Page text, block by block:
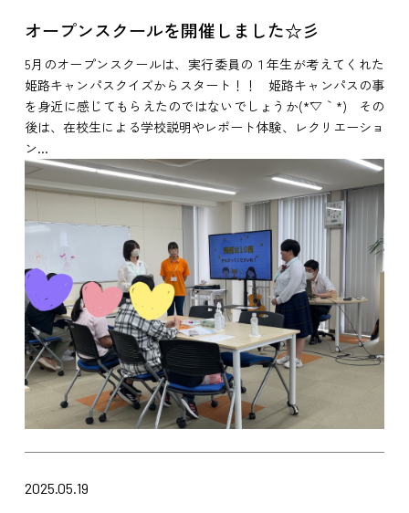
オープンスクールを開催しました☆彡
5月のオープンスクールは、実行委員の１年生が考えてくれた
姫路キャンパスクイズからスタート！！ 姫路キャンパスの事
を身近に感じてもらえたのではないでしょうか(*´▽｀*) その
後は、在校生による学校説明やレポート体験、レクリエーショ
ン...
2025.05.19